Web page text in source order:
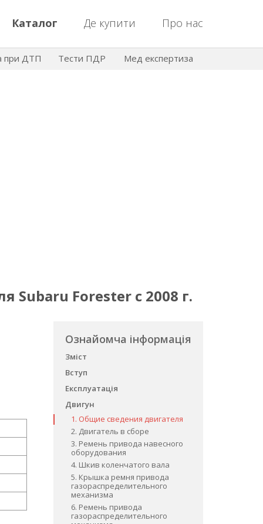
Каталог Де купити Про нас
при ДТП Тести ПДР Мед експертиза
Subaru Forester c 2008 г.
Ознайомча інформація
Зміст
Вступ
Експлуатація
Двигун
1. Общие сведения двигателя
2. Двигатель в сборе
3. Ремень привода навесного
оборудования
4. Шкив коленчатого вала
5. Крышка ремня привода
газораспределительного
механизма
6. Ремень привода
газораспределительного